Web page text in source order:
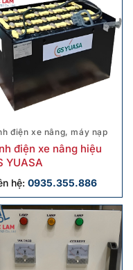
điện xe nâng, máy nạp
điện xe nâng hiệu
YUASA
hệ: 0935.355.886